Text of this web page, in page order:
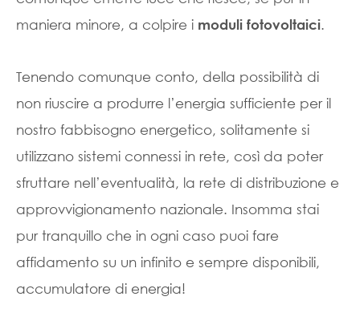
maniera minore, a colpire i moduli fotovoltaici.
Tenendo comunque conto, della possibilità di
non riuscire a produrre l’energia sufficiente per il
nostro fabbisogno energetico, solitamente si
utilizzano sistemi connessi in rete, così da poter
sfruttare nell’eventualità, la rete di distribuzione e
approvvigionamento nazionale. Insomma stai
pur tranquillo che in ogni caso puoi fare
affidamento su un infinito e sempre disponibili,
accumulatore di energia!